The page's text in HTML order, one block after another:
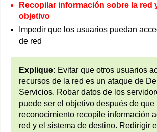
Recopilar información sobre la red
objetivo
Impedir que los usuarios puedan
de red
Explique: Evitar que otros usuarios
recursos de la red es un ataque de
Servicios. Robar datos de los
puede ser el objetivo después de que
reconocimiento recopile información
red y el sistema de destino. Redirigir